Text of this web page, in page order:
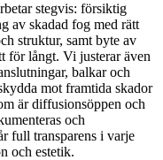
stegvis: försiktig
av skadad fog med rätt
struktur, samt byte av
för långt. Vi justerar även
balkar och
mot framtida skador
är diffusionsöppen och
och
full transparens i varje
och estetik.